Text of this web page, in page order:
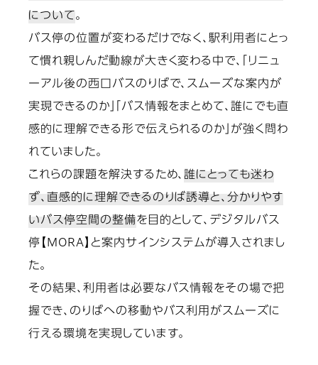
について 。
バス停の位置が変わるだけでなく、駅利用者にとっ
て慣れ親しんだ動線が大きく変わる中で、「リニュ
ーアル後の西口バスのりばで、スムーズな案内が
実現できるのか」「バス情報をまとめて、誰にでも直
感的に理解できる形で伝えられるのか」が強く問わ
れていました。
これらの課題を解決するため、 誰にとっても迷わ
ず、直感的に理解できるのりば誘導と、分かりやす
いバス停空間の整備を目的として、デジタルバス
停【MORA】と案内サインシステムが導入されまし
た。
その結果、利用者は必要なバス情報をその場で把
握でき、のりばへの移動やバス利用がスムーズに
行える環境を実現しています。